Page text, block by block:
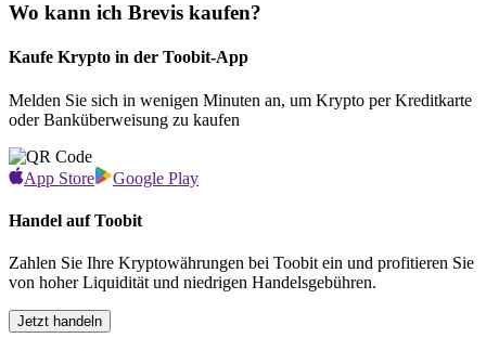
Wo kann ich Brevis kaufen?
Kaufe Krypto in der Toobit-App
Melden Sie sich in wenigen Minuten an, um Krypto per Kreditkarte
oder Banküberweisung zu kaufen
App Store Google Play
Handel auf Toobit
Zahlen Sie Ihre Kryptowährungen bei Toobit ein und profitieren Sie
von hoher Liquidität und niedrigen Handelsgebühren.
Jetzt handeln